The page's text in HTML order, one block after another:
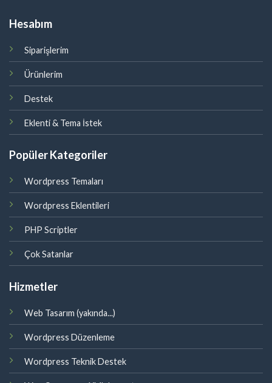
Hesabım
Siparişlerim
Ürünlerim
Destek
Eklenti & Tema İstek
Popüler Kategoriler
Wordpress Temaları
Wordpress Eklentileri
PHP Scriptler
Çok Satanlar
Hizmetler
Web Tasarım (yakında...)
Wordpress Düzenleme
Wordpress Teknik Destek